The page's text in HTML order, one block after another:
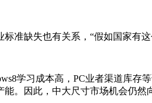
准缺失也有关系，“假如国家有
学习成本高，PC业者渠道库
。因此，中大尺寸市场机会仍然